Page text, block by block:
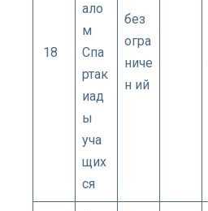
18
ало
м
Спа
ртак
иад
ы
уча
щих
ся
без
огра
ниче
н ий